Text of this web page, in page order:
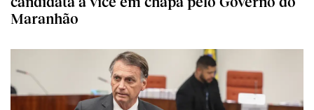
Maranhão